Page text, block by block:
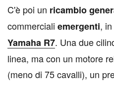
C'è poi un ricambio
commerciali emergenti,
Yamaha R7. Una due
linea, ma con un motore
(meno di 75 cavalli), un